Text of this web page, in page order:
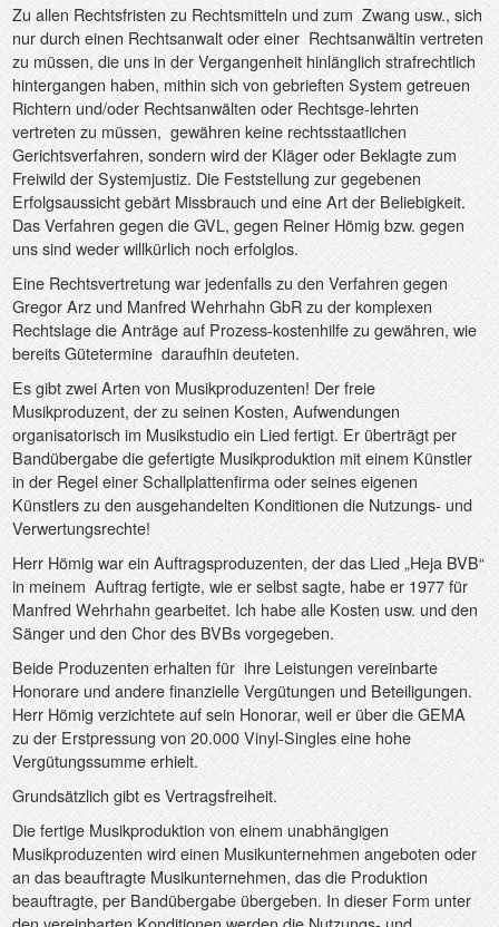
Zu allen Rechtsfristen zu Rechtsmitteln und zum Zwang usw., sich
nur durch einen Rechtsanwalt oder einer Rechtsanwältin vertreten
zu müssen, die uns in der Vergangenheit hinlänglich strafrechtlich
hintergangen haben, mithin sich von gebrieften System getreuen
Richtern und/oder Rechtsanwälten oder Rechtsge-lehrten
vertreten zu müssen, gewähren keine rechtsstaatlichen
Gerichtsverfahren, sondern wird der Kläger oder Beklagte zum
Freiwild der Systemjustiz. Die Feststellung zur gegebenen
Erfolgsaussicht gebärt Missbrauch und eine Art der Beliebigkeit.
Das Verfahren gegen die GVL, gegen Reiner Hömig bzw. gegen
uns sind weder willkürlich noch erfolglos.
Eine Rechtsvertretung war jedenfalls zu den Verfahren gegen
Gregor Arz und Manfred Wehrhahn GbR zu der komplexen
Rechtslage die Anträge auf Prozess-kostenhilfe zu gewähren, wie
bereits Gütetermine daraufhin deuteten.
Es gibt zwei Arten von Musikproduzenten! Der freie
Musikproduzent, der zu seinen Kosten, Aufwendungen
organisatorisch im Musikstudio ein Lied fertigt. Er überträgt per
Bandübergabe die gefertigte Musikproduktion mit einem Künstler
in der Regel einer Schallplattenfirma oder seines eigenen
Künstlers zu den ausgehandelten Konditionen die Nutzungs- und
Verwertungsrechte!
Herr Hömig war ein Auftragsproduzenten, der das Lied „Heja BVB“
in meinem Auftrag fertigte, wie er selbst sagte, habe er 1977 für
Manfred Wehrhahn gearbeitet. Ich habe alle Kosten usw. und den
Sänger und den Chor des BVBs vorgegeben.
Beide Produzenten erhalten für ihre Leistungen vereinbarte
Honorare und andere finanzielle Vergütungen und Beteiligungen.
Herr Hömig verzichtete auf sein Honorar, weil er über die GEMA
zu der Erstpressung von 20.000 Vinyl-Singles eine hohe
Vergütungssumme erhielt.
Grundsätzlich gibt es Vertragsfreiheit.
Die fertige Musikproduktion von einem unabhängigen
Musikproduzenten wird einen Musikunternehmen angeboten oder
an das beauftragte Musikunternehmen, das die Produktion
beauftragte, per Bandübergabe übergeben. In dieser Form unter